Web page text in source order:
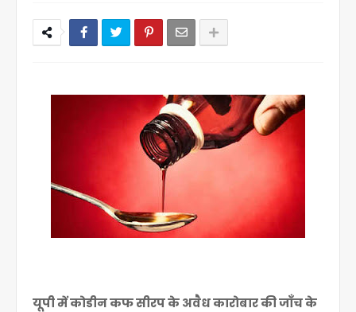
यूपी में कोडीन कफ सीरप के अवैध कारोबार की जाँच के